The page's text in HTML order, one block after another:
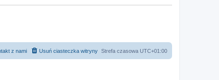
Strefa czasowa UTC+01:00
Usuń ciasteczka witryny
z nami